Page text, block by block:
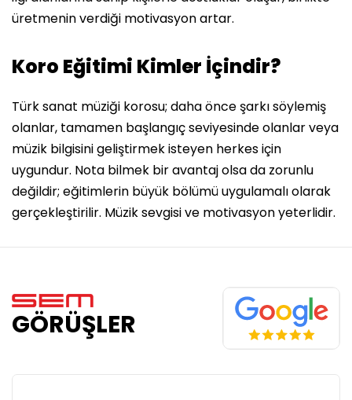
üretmenin verdiği motivasyon artar.
Koro Eğitimi Kimler İçindir?
Türk sanat müziği korosu; daha önce şarkı söylemiş
olanlar, tamamen başlangıç seviyesinde olanlar veya
müzik bilgisini geliştirmek isteyen herkes için
uygundur. Nota bilmek bir avantaj olsa da zorunlu
değildir; eğitimlerin büyük bölümü uygulamalı olarak
gerçekleştirilir. Müzik sevgisi ve motivasyon yeterlidir.
GÖRÜŞLER